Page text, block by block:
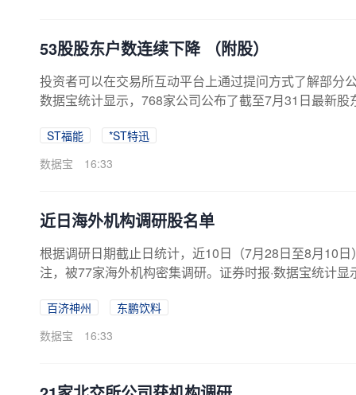
53股股东户数连续下降 （附股）
投资者可以在交易所互动平台上通过提问方式了解部分
数据宝统计显示，768家公司公布了截至7月31日最新
等，其中，ST福能最新股东户数为36389户，已连续
数为18907户，累计降幅39.12%，股东户数连降期数
ST福能
*ST特迅
数据宝
16:33
近日海外机构调研股名单
根据调研日期截止日统计，近10日（7月28日至8月10
注，被77家海外机构密集调研。证券时报·数据宝统计
中，百济神州参与调研的海外机构达到77家，最受关
看，获海外机构调研股近10日平均上涨5.32%。其中，
百济神州
东鹏饮料
数据宝
16:33